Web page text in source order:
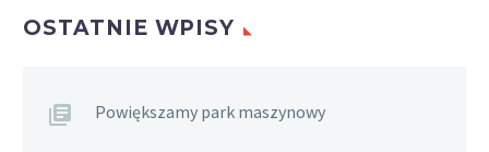
OSTATNIE WPISY
Powiększamy park maszynowy